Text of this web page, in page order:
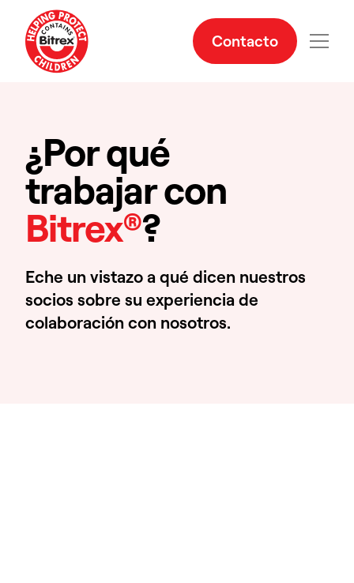
Contacto
¿Por qué
trabajar con
Bitrex®?
Eche un vistazo a qué dicen nuestros
socios sobre su experiencia de
colaboración con nosotros.